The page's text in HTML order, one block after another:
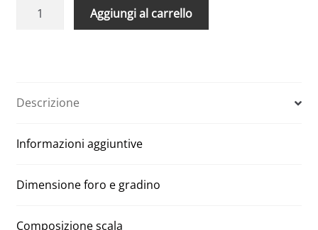
Scala
60
x
cm
quantità
Aggiungi al carrello
Descrizione
Informazioni aggiuntive
Dimensione foro e gradino
Composizione scala